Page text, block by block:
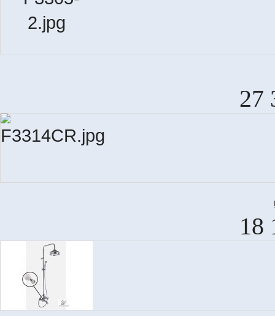
27
18